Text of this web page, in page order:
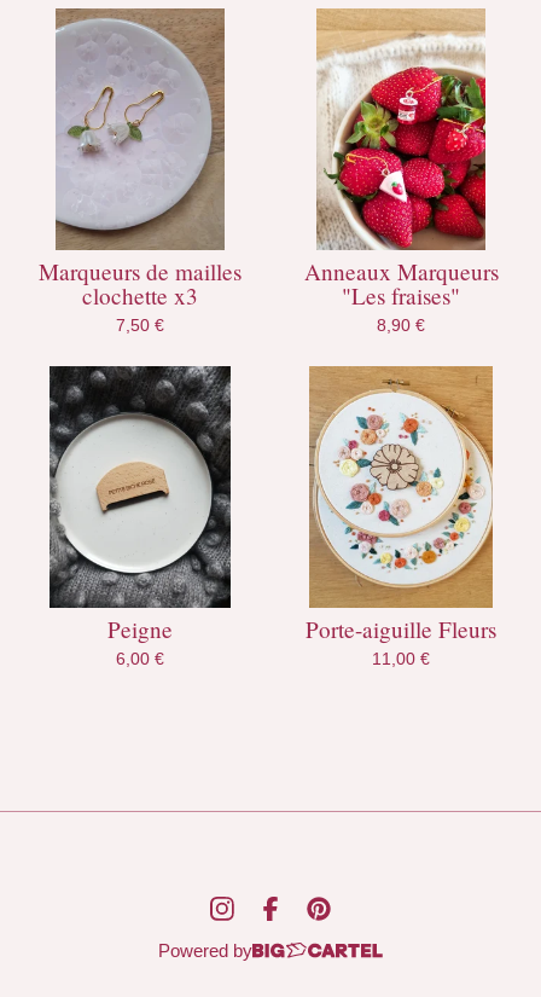
Marqueurs de mailles
clochette x3
7,50 €
Anneaux Marqueurs
"Les fraises"
8,90 €
Peigne
6,00 €
Porte-aiguille Fleurs
11,00 €
Powered by